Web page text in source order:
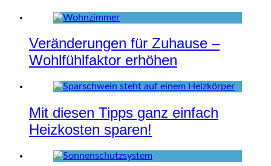
Veränderungen für Zuhause –
Wohlfühlfaktor erhöhen
Mit diesen Tipps ganz einfach
Heizkosten sparen!